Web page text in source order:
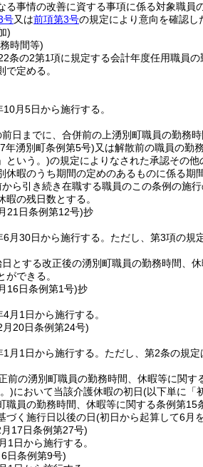
る事情の改善に資する事項に係る対象職員
号又は前項第3号の規定により意向を確認し
)
時間等)
条の2第1項に規定する会計年度任用職員の
定める。
月5日から施行する。
日までに、合併前の上湧別町職員の勤務
年湧別町条例第5号)又は解散前の職員の勤
という。)の規定によりなされた承認その
休暇のうち期間の定めのあるものに係る期
ら引き続き在職する職員のこの条例の施
の残日数とする。
21日条例第12号)抄
月30日から施行する。 ただし、第3項の規
とする改正後の湧別町職員の勤務時間、
ができる。
16日条例第1号)抄
月1日から施行する。
月20日条例第24号)
月1日から施行する。 ただし、第2条の規定
前の湧別町職員の勤務時間、休暇等に関
)において当該介護休暇の初日(以下単に「
職員の勤務時間、休暇等に関する条例第
づく施行日以後の日(初日から起算して6月
17日条例第27号)
1日から施行する。
日条例第9号)